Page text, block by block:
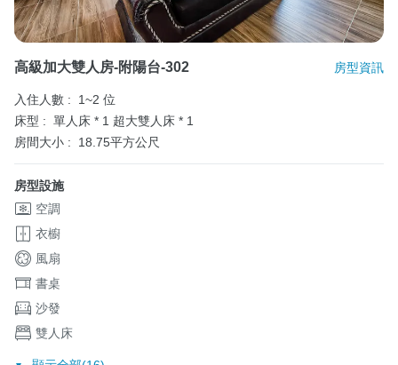
高級加大雙人房-附陽台-302 房型資訊
入住人數 :
1~2 位
床型 : 單人床 * 1 超大雙人床 * 1
房間大小 :
18.75平方公尺
房型設施
空調
衣櫥
風扇
書桌
沙發
雙人床